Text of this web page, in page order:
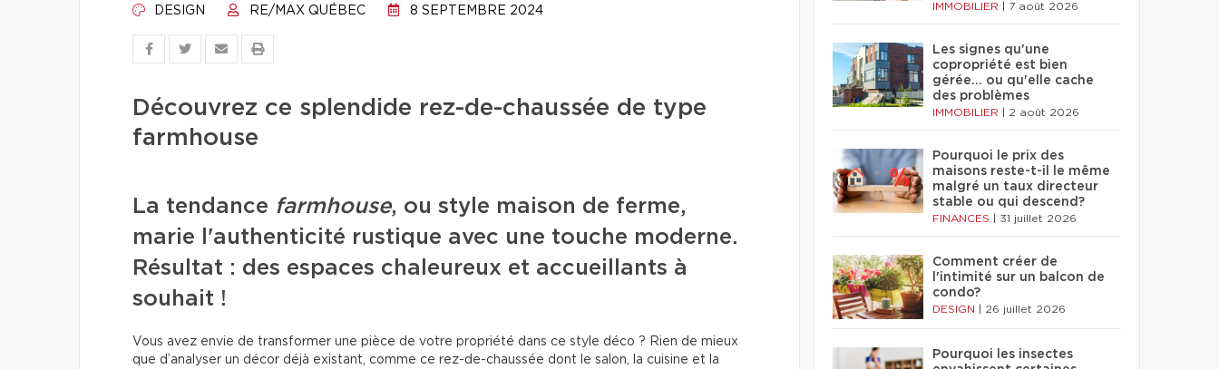
DESIGN RE/MAX QUÉBEC 8 SEPTEMBRE 2024
Découvrez ce splendide rez-de-chaussée de type
farmhouse
La tendance farmhouse, ou style maison de ferme,
marie l'authenticité rustique avec une touche moderne.
Résultat : des espaces chaleureux et accueillants à
souhait !
Vous avez envie de transformer une pièce de votre propriété dans ce style déco ? Rien de mieux
que d’analyser un décor déjà existant, comme ce rez-de-chaussée dont le salon, la cuisine et la
IMMOBILIER 7 août 2026
Les signes qu'une
copropriété est bien
gérée… ou qu'elle cache
des problèmes
IMMOBILIER 2 août 2026
Pourquoi le prix des
maisons reste-t-il le même
malgré un taux directeur
stable ou qui descend?
FINANCES 31 juillet 2026
Comment créer de
l'intimité sur un balcon de
condo?
DESIGN 26 juillet 2026
Pourquoi les insectes